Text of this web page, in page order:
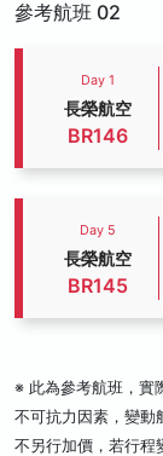
參考航班 02
Day 1
長榮航空
BR146
Day 5
長榮航空
BR145
※ 此為參考航班，實
不可抗力因素，變動
不另行加價，若行程